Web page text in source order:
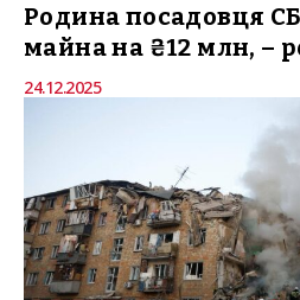
Родина посадовця
майна на ₴12 млн, –
24.12.2025